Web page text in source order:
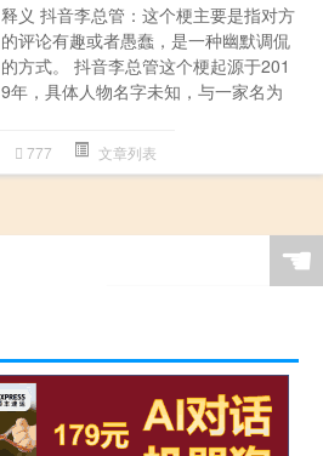
释义 抖音李总管：这个梗主要是指对方
的评论有趣或者愚蠢，是一种幽默调侃
的方式。 抖音李总管这个梗起源于201
9年，具体人物名字未知，与一家名为
777 文章列表
☚